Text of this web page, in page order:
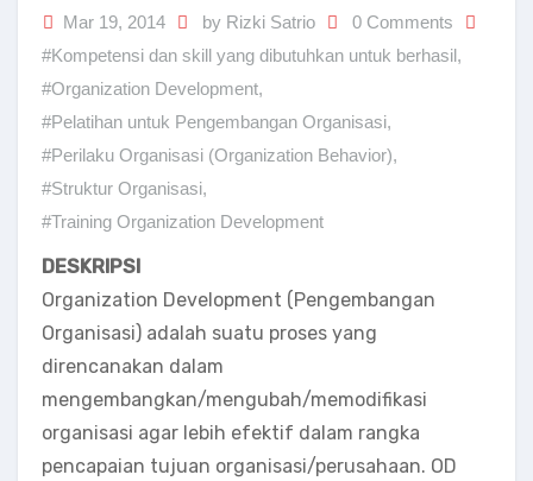
Mar 19, 2014 by Rizki Satrio
0 Comments
#Kompetensi dan skill yang dibutuhkan untuk berhasil,
#Organization Development,
#Pelatihan untuk Pengembangan Organisasi,
#Perilaku Organisasi (Organization Behavior),
#Struktur Organisasi,
#Training Organization Development
DESKRIPSI
Organization Development (Pengembangan
Organisasi) adalah suatu proses yang
direncanakan dalam
mengembangkan/mengubah/memodifikasi
organisasi agar lebih efektif dalam rangka
pencapaian tujuan organisasi/perusahaan. OD